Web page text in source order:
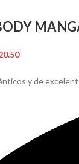
y de